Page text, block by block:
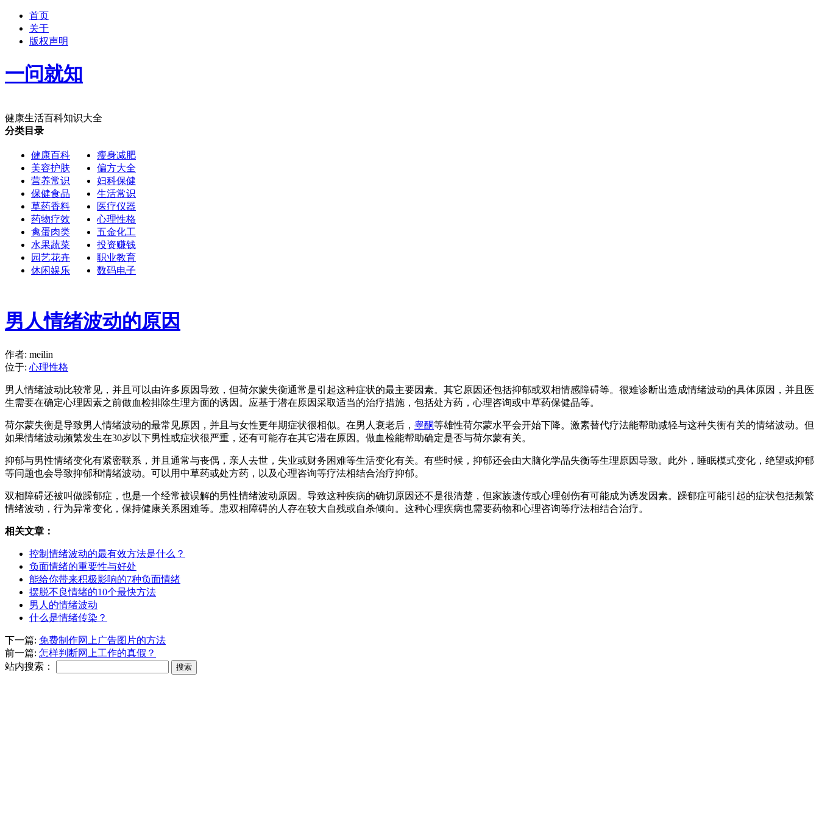
首页
关于
版权声明
一问就知
健康生活百科知识大全
分类目录
健康百科
美容护肤
营养常识
保健食品
草药香料
药物疗效
禽蛋肉类
水果蔬菜
园艺花卉
休闲娱乐
瘦身减肥
偏方大全
妇科保健
生活常识
医疗仪器
心理性格
五金化工
投资赚钱
职业教育
数码电子
男人情绪波动的原因
作者: meilin
位于: 心理性格
男人情绪波动比较常见，并且可以由许多原因导致，但荷尔蒙失衡通常是引起这种症状的最主要因素。其它原因还包括抑郁或双相情感障碍等。很难诊断出造成情绪波动的具体原因，并且医
生需要在确定心理因素之前做血检排除生理方面的诱因。应基于潜在原因采取适当的治疗措施，包括处方药，心理咨询或中草药保健品等。
荷尔蒙失衡是导致男人情绪波动的最常见原因，并且与女性更年期症状很相似。在男人衰老后， 睾酮等雄性荷尔蒙水平会开始下降。激素替代疗法能帮助减轻与这种失衡有关的情绪波动。但
如果情绪波动频繁发生在30岁以下男性或症状很严重，还有可能存在其它潜在原因。做血检能帮助确定是否与荷尔蒙有关。
抑郁与男性情绪变化有紧密联系，并且通常与丧偶，亲人去世，失业或财务困难等生活变化有关。有些时候，抑郁还会由大脑化学品失衡等生理原因导致。此外，睡眠模式变化，绝望或抑郁
等问题也会导致抑郁和情绪波动。可以用中草药或处方药，以及心理咨询等疗法相结合治疗抑郁。
双相障碍还被叫做躁郁症，也是一个经常被误解的男性情绪波动原因。导致这种疾病的确切原因还不是很清楚，但家族遗传或心理创伤有可能成为诱发因素。躁郁症可能引起的症状包括频繁
情绪波动，行为异常变化，保持健康关系困难等。患双相障碍的人存在较大自残或自杀倾向。这种心理疾病也需要药物和心理咨询等疗法相结合治疗。
相关文章：
控制情绪波动的最有效方法是什么？
负面情绪的重要性与好处
能给你带来积极影响的7种负面情绪
摆脱不良情绪的10个最快方法
男人的情绪波动
什么是情绪传染？
下一篇: 免费制作网上广告图片的方法
前一篇: 怎样判断网上工作的真假？
站内搜索：